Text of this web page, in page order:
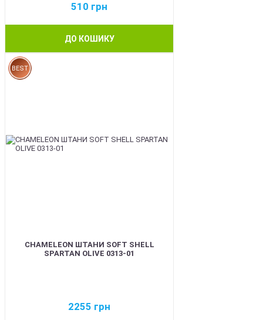
510 грн
ДО КОШИКУ
BEST
CHAMELEON ШТАНИ SOFT SHELL
SPARTAN OLIVE 0313-01
2255 грн